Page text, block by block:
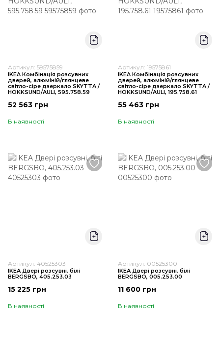
Артикул: 59575859
IKEA Комбінація розсувних
дверей, алюміній/глянцеве
світло-сіре дзеркало SKYTTA /
HOKKSUND/AULI, 595.758.59
52 563 грн
В наявності
Артикул: 19575861
IKEA Комбінація розсувних
дверей, алюміній/глянцеве
світло-сіре дзеркало SKYTTA /
HOKKSUND/AULI, 195.758.61
55 463 грн
В наявності
Артикул: 40525303
IKEA Двері розсувні, білі
BERGSBO, 405.253.03
15 225 грн
В наявності
Артикул: 00525300
IKEA Двері розсувні, білі
BERGSBO, 005.253.00
11 600 грн
В наявності